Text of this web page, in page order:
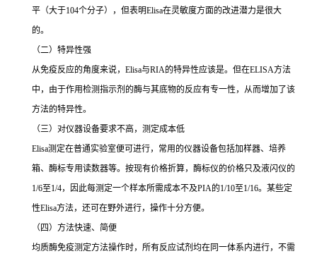
平（大于104个分子），但表明Elisa在灵敏度方面的改进潜力是很大
的。
（二）特异性强
从免疫反应的角度来说， Elisa与RIA的特异性应该是。但在ELISA方法
中，由于作用检测指示剂的酶与其底物的反应有专一性，从而增加了该
方法的特异性。
（三）对仪器设备要求不高，测定成本低
Elisa测定在普通实验室便可进行，常用的仪器设备包括加样器、培养
箱、酶标专用读数器等。按现有价格折算，酶标仪的价格只及液闪仪的
1/6至1/4，因此每测定一个样本所需成本不及PIA的1/10至1/16。某些定
性Elisa方法，还可在野外进行，操作十分方便。
（四）方法快速、简便
均质酶免疫测定方法操作时，所有反应试剂均在同一体系内进行，不需